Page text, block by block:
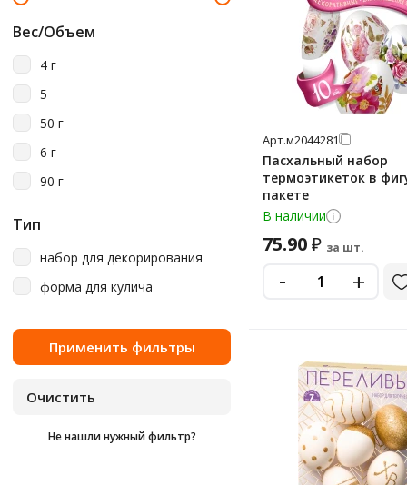
Вес/Объем
4 г
5
50 г
6 г
90 г
Тип
набор для декорирования
форма для кулича
Не нашли нужный фильтр?
Арт.м2044281
Пасхальный набор
термоэтикеток в
пакете
В наличии
75.90₽ за шт.
- +